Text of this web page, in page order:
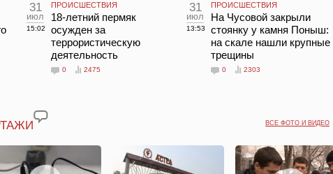
31
июл
15:02
ПРОИСШЕСТВИЯ
18-летний пермяк
осужден за
террористическую
деятельность
0 2475
31
июл
13:53
ПРОИСШЕСТВИЯ
На Чусовой закрыли
стоянку у камня Поныш:
на скале нашли крупные
трещины
0 2303
ВСЕ ФОТО И ВИДЕО